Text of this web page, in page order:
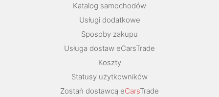
Katalog samochodów
Usługi dodatkowe
Sposoby zakupu
Usługa dostaw eCarsTrade
Koszty
Statusy użytkowników
Zostań dostawcą eCarsTrade